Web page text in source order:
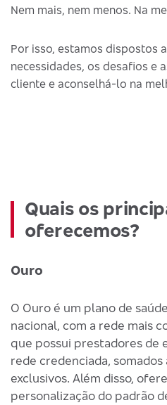
Nem mais, nem menos. Na
Por isso, estamos dispostos
necessidades, os desafios e
cliente e aconselhá-lo na
Quais os
oferecemos?
Ouro
O Ouro é um plano de
nacional, com a rede mais
que possui prestadores de
rede credenciada, somados
exclusivos. Além disso,
personalização do padrão